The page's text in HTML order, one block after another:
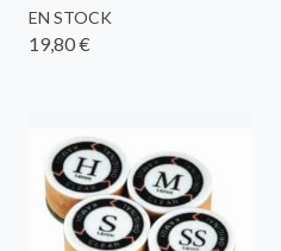
EN STOCK
19,80 €